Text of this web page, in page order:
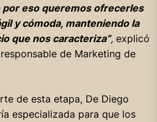
por eso queremos ofrecerles
y cómoda, manteniendo la
que nos caracteriza”,explicó
de Marketing de
de esta etapa, De Diego
especializada para que los